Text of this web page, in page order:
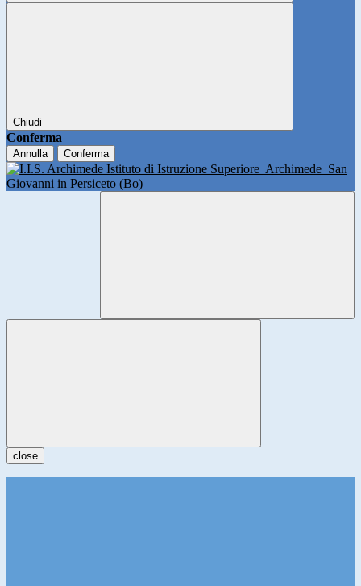
Chiudi
Conferma
Annulla Conferma
Istituto di Istruzione Superiore Archimede San
Giovanni in Persiceto (Bo)
close